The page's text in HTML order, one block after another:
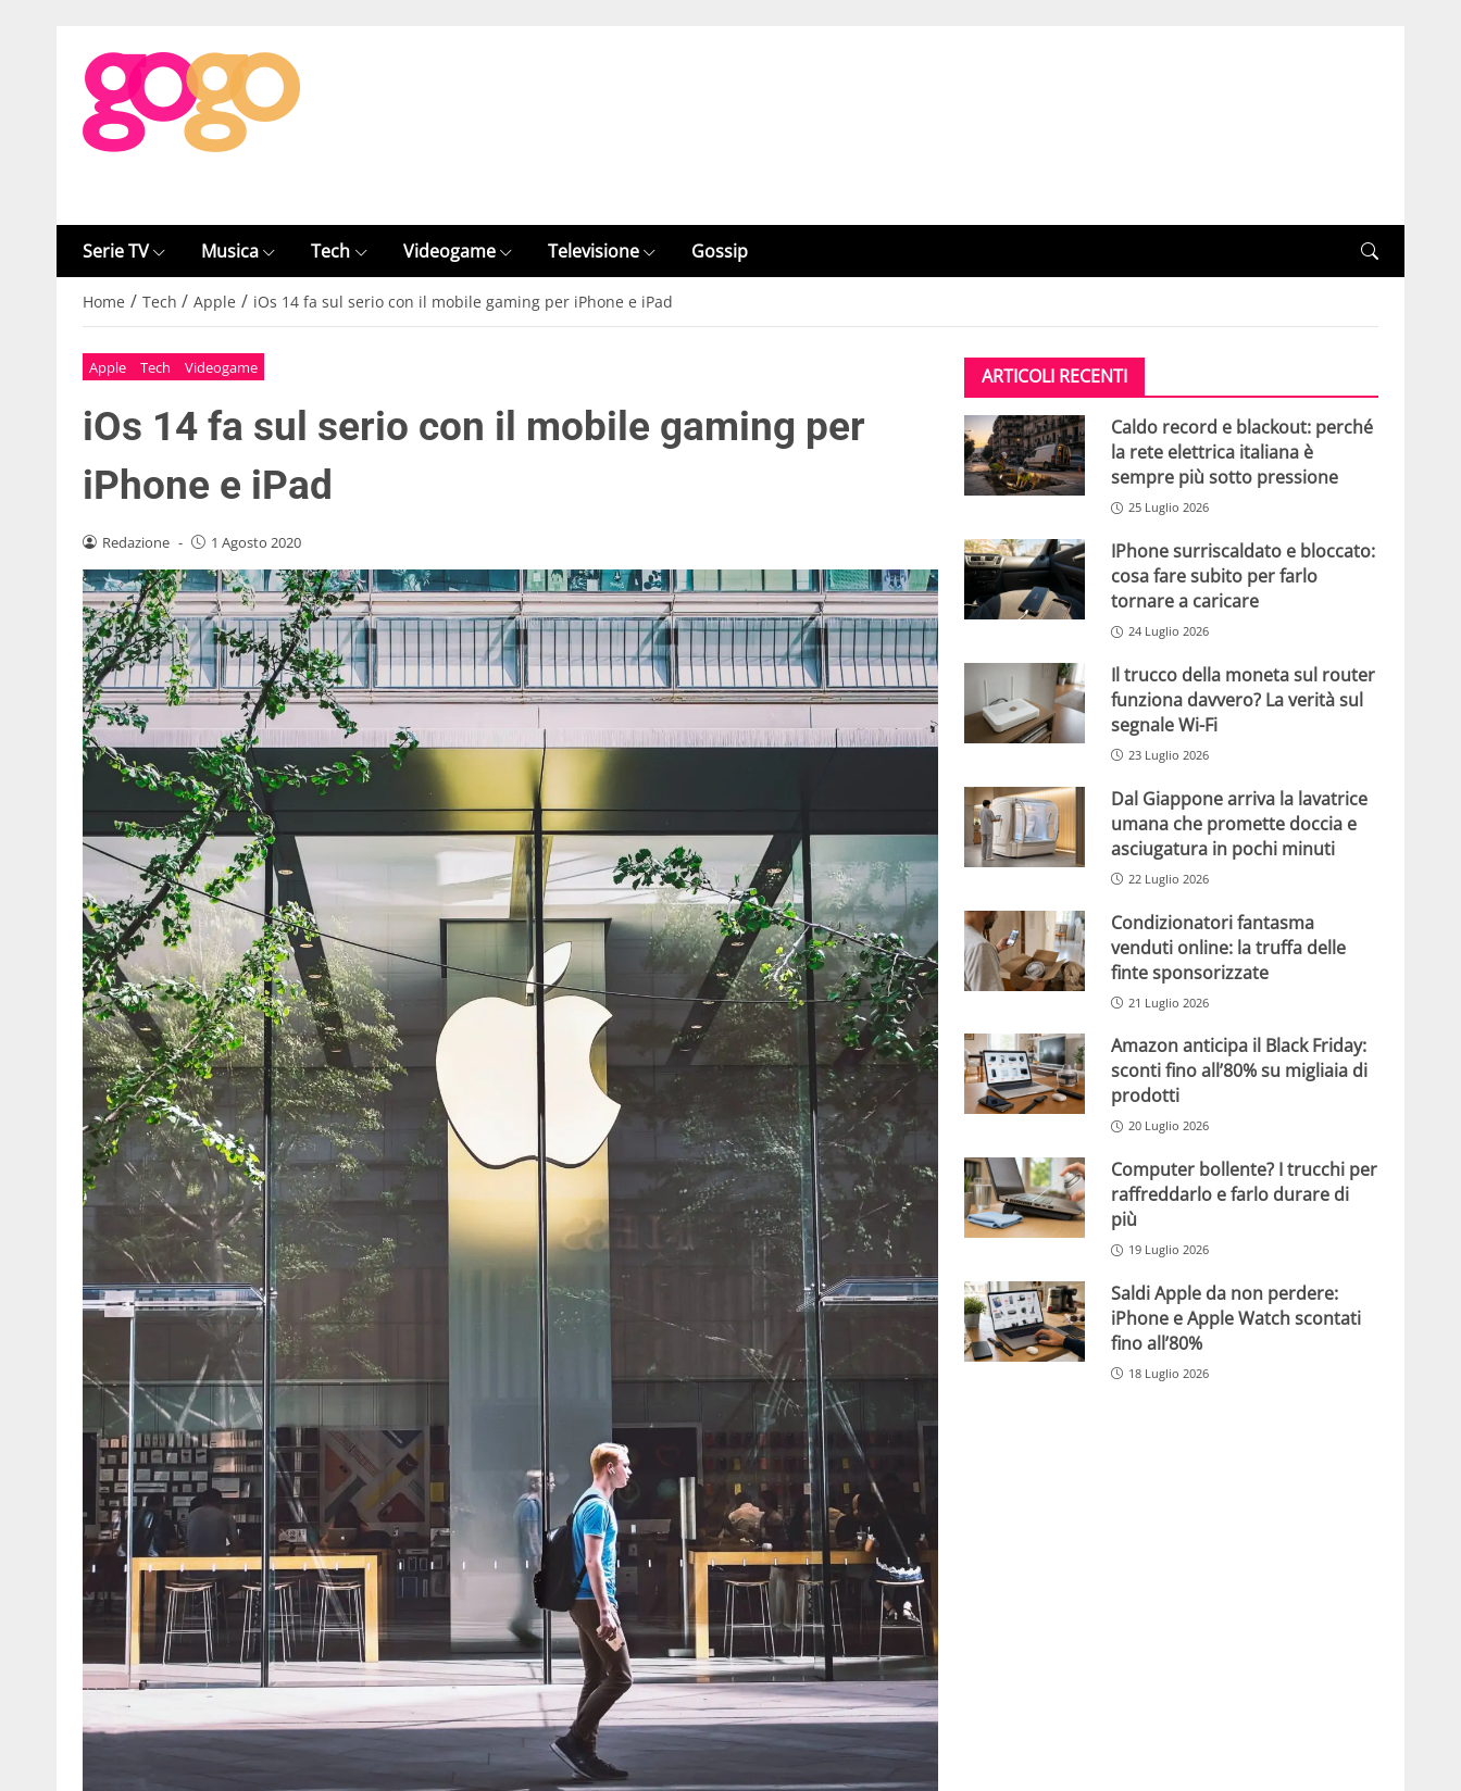
Serie TV Musica Tech Videogame Televisione Gossip
Home / Tech / Apple / iOs 14 fa sul serio con il mobile gaming per iPhone e iPad
Apple Tech Videogame
iOs 14 fa sul serio con il mobile gaming per
iPhone e iPad
Redazione - 1 Agosto 2020
ARTICOLI RECENTI
Caldo record e blackout: perché
la rete elettrica italiana è
sempre più sotto pressione
25 Luglio 2026
IPhone surriscaldato e bloccato:
cosa fare subito per farlo
tornare a caricare
24 Luglio 2026
Il trucco della moneta sul router
funziona davvero? La verità sul
segnale Wi-Fi
23 Luglio 2026
Dal Giappone arriva la lavatrice
umana che promette doccia e
asciugatura in pochi minuti
22 Luglio 2026
Condizionatori fantasma
venduti online: la truffa delle
finte sponsorizzate
21 Luglio 2026
Amazon anticipa il Black Friday:
sconti fino all’80% su migliaia di
prodotti
20 Luglio 2026
Computer bollente? I trucchi per
raffreddarlo e farlo durare di
più
19 Luglio 2026
Saldi Apple da non perdere:
iPhone e Apple Watch scontati
fino all’80%
18 Luglio 2026